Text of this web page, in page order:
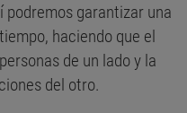
garantizar una
haciendo que el
de un lado y la
del otro.